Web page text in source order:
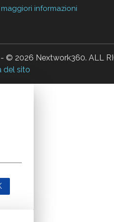
informazioni
2026 Nextwork360. ALL
del sito